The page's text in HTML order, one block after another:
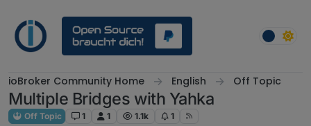
ioBroker Community Home English Off Topic
Multiple Bridges with Yahka
Off Topic 1 1 1.1k 1